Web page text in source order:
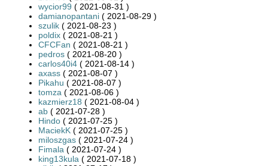
wycior99 ( 2021-08-31 )
damianopantani ( 2021-08-29 )
szulik ( 2021-08-23 )
poldix ( 2021-08-21 )
CFCFan ( 2021-08-21 )
pedros ( 2021-08-20 )
carlos40i4 ( 2021-08-14 )
axass ( 2021-08-07 )
Pikahu ( 2021-08-07 )
tomza ( 2021-08-06 )
kazmierz18 ( 2021-08-04 )
ab ( 2021-07-28 )
Hindo ( 2021-07-25 )
MaciekK ( 2021-07-25 )
miloszgas ( 2021-07-24 )
Fimala ( 2021-07-24 )
king13kula ( 2021-07-18 )